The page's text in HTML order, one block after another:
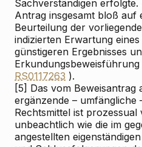
Sachverständigen
Antrag insgesamt bloß
Beurteilung der
indizierten Erwartung
günstigeren Ergebnisses
Erkundungsbeweisführung
RS0117263 ).
[5] Das vom Beweisantrag
ergänzende – umfängliche
Rechtsmittel ist
unbeachtlich wie die im
angestellten